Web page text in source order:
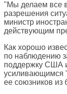
"Мы делаем все
разрешения
министр
действующим
Как хорошо
по наблюдению
поддержку США
усиливающимся
ее союзников